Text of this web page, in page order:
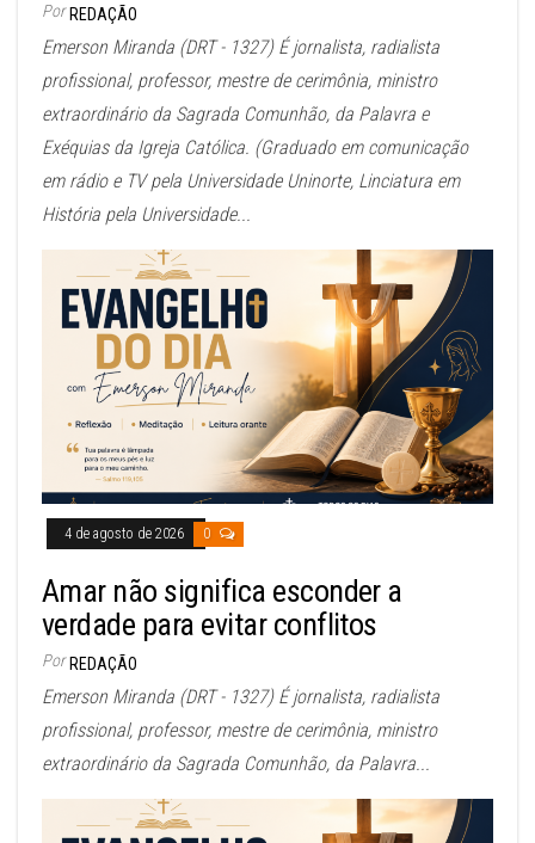
Por REDAÇÃO
Emerson Miranda (DRT - 1327) É jornalista, radialista
profissional, professor, mestre de cerimônia, ministro
extraordinário da Sagrada Comunhão, da Palavra e
Exéquias da Igreja Católica. (Graduado em comunicação
em rádio e TV pela Universidade Uninorte, Linciatura em
História pela Universidade...
4 de agosto de 2026 0
Amar não significa esconder a
verdade para evitar conflitos
Por REDAÇÃO
Emerson Miranda (DRT - 1327) É jornalista, radialista
profissional, professor, mestre de cerimônia, ministro
extraordinário da Sagrada Comunhão, da Palavra...